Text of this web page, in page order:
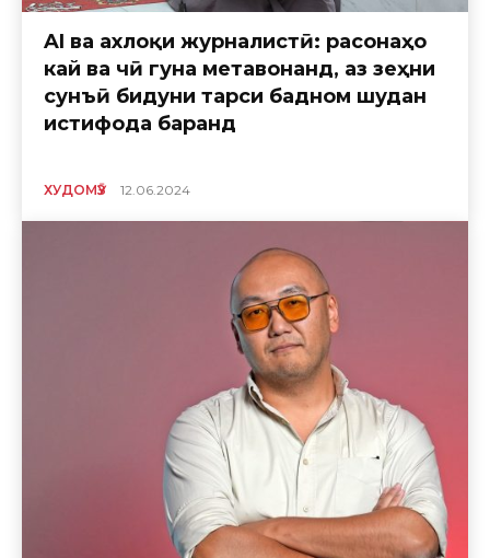
AI ва ахлоқи журналистӣ: расонаҳо
кай ва чӣ гуна метавонанд, аз зеҳни
сунъӣ бидуни тарси бадном шудан
истифода баранд
ХУДОМӮЗ 12.06.2024